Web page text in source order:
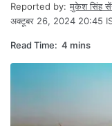
Reported by: मुकेश सिंह
अक्टूबर 26, 2024 20:45
Read Time: 4 mins